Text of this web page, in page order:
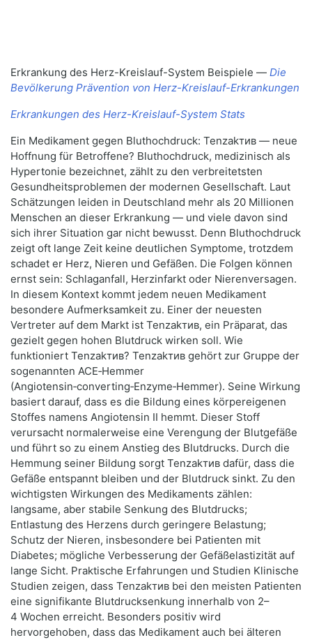
Erkrankung des Herz-Kreislauf-System Beispiele — Die
Bevölkerung Prävention von Herz-Kreislauf-Erkrankungen
Erkrankungen des Herz-Kreislauf-System Stats
Ein Medikament gegen Bluthochdruck: Tenzakтив — neue
Hoffnung für Betroffene? Bluthochdruck, medizinisch als
Hypertonie bezeichnet, zählt zu den verbreitetsten
Gesundheitsproblemen der modernen Gesellschaft. Laut
Schätzungen leiden in Deutschland mehr als 20 Millionen
Menschen an dieser Erkrankung — und viele davon sind
sich ihrer Situation gar nicht bewusst. Denn Bluthochdruck
zeigt oft lange Zeit keine deutlichen Symptome, trotzdem
schadet er Herz, Nieren und Gefäßen. Die Folgen können
ernst sein: Schlaganfall, Herzinfarkt oder Nierenversagen.
In diesem Kontext kommt jedem neuen Medikament
besondere Aufmerksamkeit zu. Einer der neuesten
Vertreter auf dem Markt ist Tenzakтив, ein Präparat, das
gezielt gegen hohen Blutdruck wirken soll. Wie
funktioniert Tenzakтив? Tenzakтив gehört zur Gruppe der
sogenannten ACE‑Hemmer
(Angiotensin‑converting‑Enzyme‑Hemmer). Seine Wirkung
basiert darauf, dass es die Bildung eines körpereigenen
Stoffes namens Angiotensin II hemmt. Dieser Stoff
verursacht normalerweise eine Verengung der Blutgefäße
und führt so zu einem Anstieg des Blutdrucks. Durch die
Hemmung seiner Bildung sorgt Tenzakтив dafür, dass die
Gefäße entspannt bleiben und der Blutdruck sinkt. Zu den
wichtigsten Wirkungen des Medikaments zählen:
langsame, aber stabile Senkung des Blutdrucks;
Entlastung des Herzens durch geringere Belastung;
Schutz der Nieren, insbesondere bei Patienten mit
Diabetes; mögliche Verbesserung der Gefäßelastizität auf
lange Sicht. Praktische Erfahrungen und Studien Klinische
Studien zeigen, dass Tenzakтив bei den meisten Patienten
eine signifikante Blutdrucksenkung innerhalb von 2–
4 Wochen erreicht. Besonders positiv wird
hervorgehoben, dass das Medikament auch bei älteren